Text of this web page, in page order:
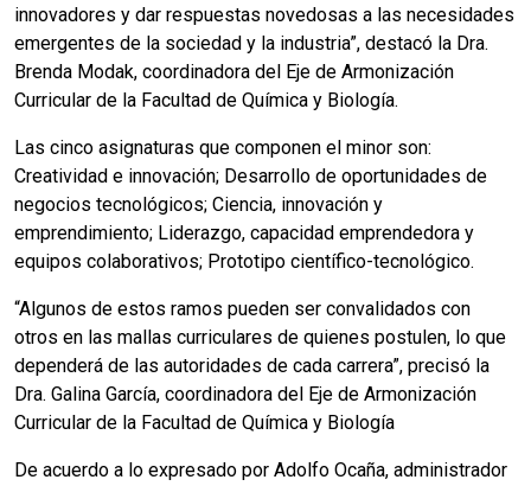
innovadores y dar respuestas novedosas a las necesidades
emergentes de la sociedad y la industria”, destacó la Dra.
Brenda Modak, coordinadora del Eje de Armonización
Curricular de la Facultad de Química y Biología.
Las cinco asignaturas que componen el minor son:
Creatividad e innovación; Desarrollo de oportunidades de
negocios tecnológicos; Ciencia, innovación y
emprendimiento; Liderazgo, capacidad emprendedora y
equipos colaborativos; Prototipo científico-tecnológico.
“Algunos de estos ramos pueden ser convalidados con
otros en las mallas curriculares de quienes postulen, lo que
dependerá de las autoridades de cada carrera”, precisó la
Dra. Galina García, coordinadora del Eje de Armonización
Curricular de la Facultad de Química y Biología
De acuerdo a lo expresado por Adolfo Ocaña, administrador